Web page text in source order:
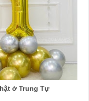
ở Trung Tự